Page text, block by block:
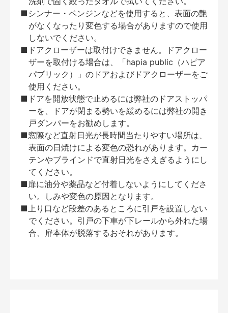
■シンナー・ベンジンなどを使用すると、表面の艶
がなくなったり変色する場合がありますので使用
しないでください。
■ドアクローザーは取付けできません。ドアクロー
ザーを取付ける場合は、「hapia public（ハピア
パブリック）」のドアおよびドアクローザーをご
使用ください。
■ドアを開放状態で止めるには弊社のドアストッパ
ーを、ドアが閉まる勢いを緩めるには弊社の開き
戸ダンパーをお勧めします。
■窓際など直射日光が長時間当たりやすい場所は、
表面の日焼けによる変色の恐れがあります。カー
テンやブラインドで直射日光をさえぎるようにし
てください。
■扉に油分や薬品など付着しないようにしてくださ
い。しみや変色の原因となります。
■上り口など段差のあるところに引戸を設置しない
でください。引戸の下車が下レールから外れた場
合、扉本体が脱落するおそれがあります。